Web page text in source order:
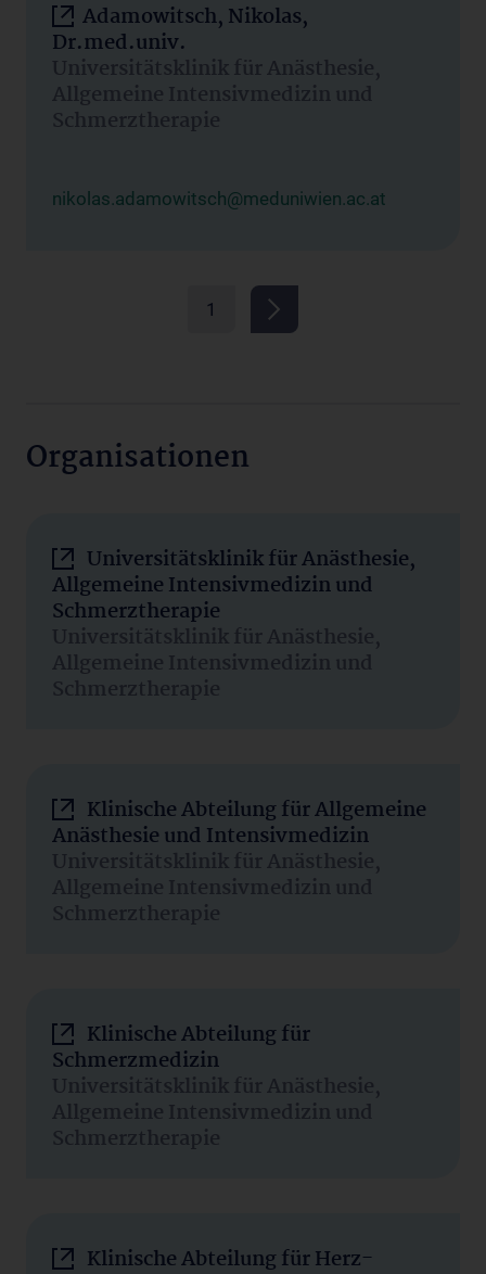
Adamowitsch, Nikolas,
Dr.med.univ.
Universitätsklinik für Anästhesie,
Allgemeine Intensivmedizin und
Schmerztherapie
nikolas.adamowitsch@meduniwien.ac.at
1
Organisationen
Universitätsklinik für Anästhesie,
Allgemeine Intensivmedizin und
Schmerztherapie
Universitätsklinik für Anästhesie,
Allgemeine Intensivmedizin und
Schmerztherapie
Klinische Abteilung für Allgemeine
Anästhesie und Intensivmedizin
Universitätsklinik für Anästhesie,
Allgemeine Intensivmedizin und
Schmerztherapie
Klinische Abteilung für
Schmerzmedizin
Universitätsklinik für Anästhesie,
Allgemeine Intensivmedizin und
Schmerztherapie
Klinische Abteilung für Herz-